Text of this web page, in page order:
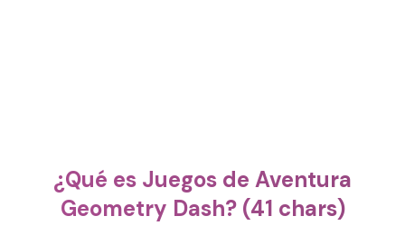
¿Qué es Juegos de Aventura
Geometry Dash? (41 chars)